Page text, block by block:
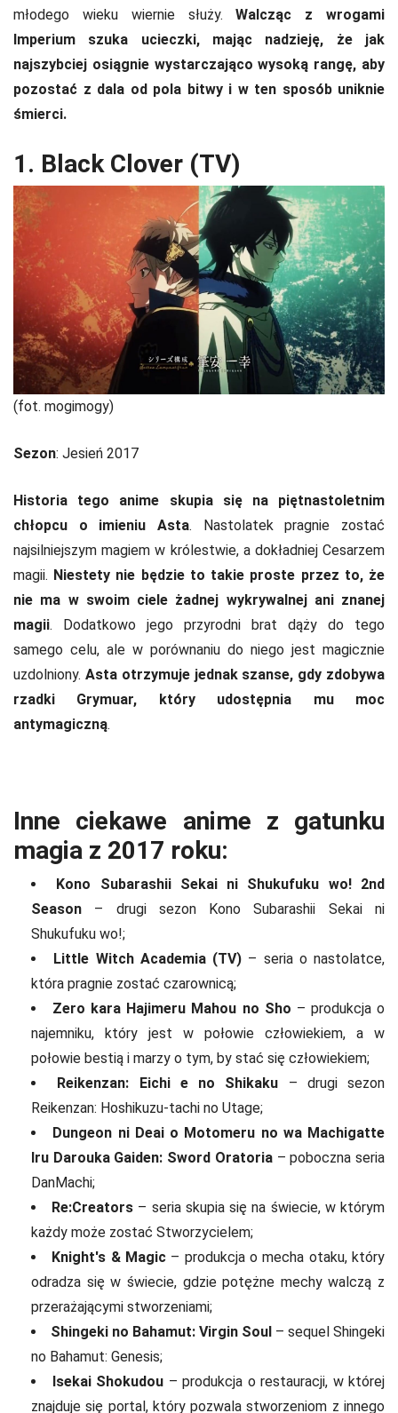
młodego wieku wiernie służy.Walcząc z wrogami
Imperium szuka ucieczki, mając nadzieję, że jak
najszybciej osiągnie wystarczająco wysoką rangę, aby
pozostać z dala od pola bitwy i w ten sposób uniknie
śmierci.
1. Black Clover (TV)
(fot. mogimogy)
Sezon: Jesień 2017
Historia tego anime skupia się na piętnastoletnim
chłopcu o imieniu Asta. Nastolatek pragnie zostać
najsilniejszym magiem w królestwie, a dokładniej Cesarzem
magii. Niestety nie będzie to takie proste przez to, że
nie ma w swoim ciele żadnej wykrywalnej ani znanej
magii. Dodatkowo jego przyrodni brat dąży do tego
samego celu, ale w porównaniu do niego jest magicznie
uzdolniony. Asta otrzymuje jednak szanse, gdy zdobywa
rzadki Grymuar, który udostępnia mu moc
antymagiczną.
Inne ciekawe anime z gatunku
magia z 2017 roku:
Kono Subarashii Sekai ni Shukufuku wo! 2nd
Season – drugi sezon Kono Subarashii Sekai ni
Shukufuku wo!;
Little Witch Academia (TV) – seria o nastolatce,
która pragnie zostać czarownicą;
Zero kara Hajimeru Mahou no Sho – produkcja o
najemniku, który jest w połowie człowiekiem, a w
połowie bestią i marzy o tym, by stać się człowiekiem;
Reikenzan: Eichi e no Shikaku – drugi sezon
Reikenzan: Hoshikuzu-tachi no Utage;
Dungeon ni Deai o Motomeru no wa Machigatte
Iru Darouka Gaiden: Sword Oratoria– poboczna seria
DanMachi;
Re:Creators – seria skupia się na świecie, w którym
każdy może zostać Stworzycielem;
Knight's & Magic – produkcja o mecha otaku, który
odradza się w świecie, gdzie potężne mechy walczą z
przerażającymi stworzeniami;
Shingeki no Bahamut: Virgin Soul – sequel Shingeki
no Bahamut: Genesis;
Isekai Shokudou – produkcja o restauracji, w której
znajduje się portal, który pozwala stworzeniom z innego